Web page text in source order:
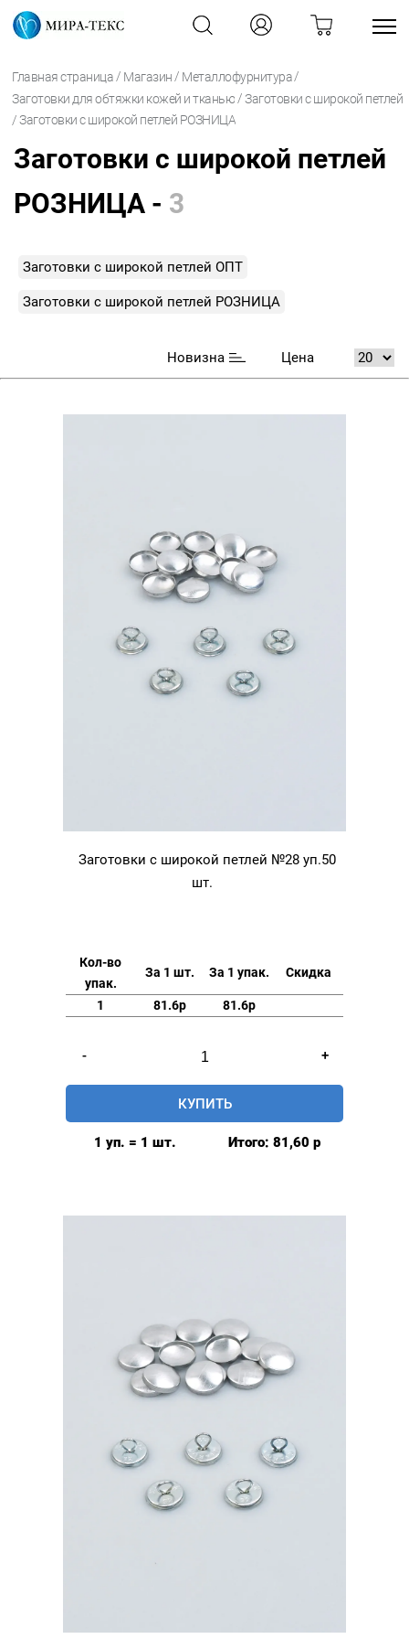
Главная страница / Магазин / Металлофурнитура /
Заготовки для обтяжки кожей и тканью /Заготовки с широкой петлей
/Заготовки с широкой петлей РОЗНИЦА
Заготовки с широкой петлей
РОЗНИЦА - 3
Заготовки с широкой петлей ОПТ
Заготовки с широкой петлей РОЗНИЦА
Новизна Цена
Заготовки с широкой петлей №28 уп.50
шт.
Кол-во
упак.
За 1 шт. За 1 упак. Скидка
1 81.6р 81.6р
-
Заготовки
+
КУПИТЬ
1 уп. = 1 шт. Итого: 81,60 р